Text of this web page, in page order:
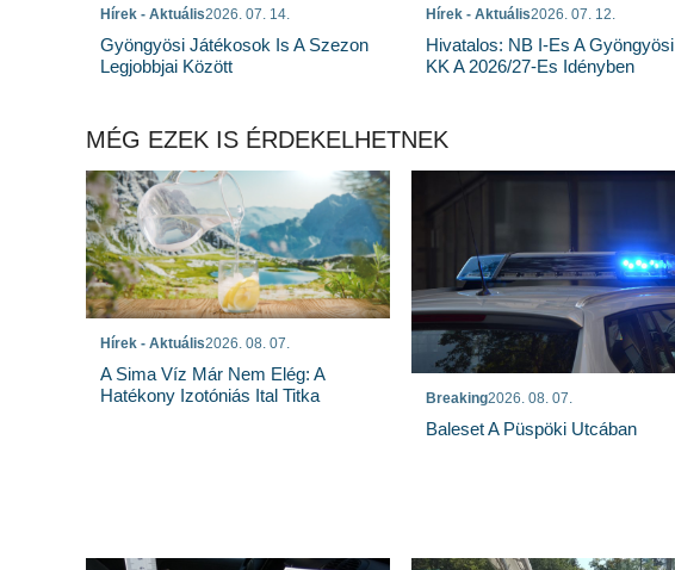
Hírek - Aktuális2026. 07. 14.
Gyöngyösi Játékosok Is A Szezon
Legjobbjai Között
Hírek - Aktuális2026. 07. 12.
Hivatalos: NB I-Es A Gyöngyösi
KK A 2026/27-Es Idényben
MÉG EZEK IS ÉRDEKELHETNEK
Hírek - Aktuális2026. 08. 07.
A Sima Víz Már Nem Elég: A
Hatékony Izotóniás Ital Titka
Breaking2026. 08. 07.
Baleset A Püspöki Utcában